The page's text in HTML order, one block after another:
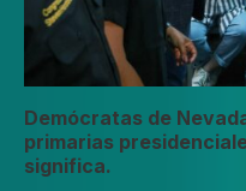
Demócratas de
primarias
significa.